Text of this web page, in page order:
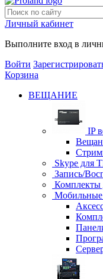
Личный кабинет
Выполните вход в
Войти
Корзина
ВЕЩАНИЕ
IP
Skype для
Запись/
Комплекты
Мобильные